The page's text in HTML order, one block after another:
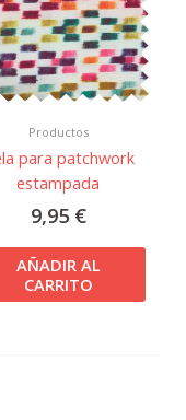
Productos
para patchwork
estampada
9,95 €
AÑADIR AL
CARRITO